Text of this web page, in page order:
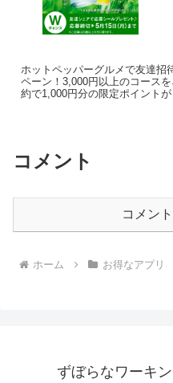
ホットペッパーグルメで友達招
ペーン！3,000円以上のコース
約で1,000円分の限定ポイント
コメント
コメン
ホーム お得なアプリ
ずぼらなワーキ